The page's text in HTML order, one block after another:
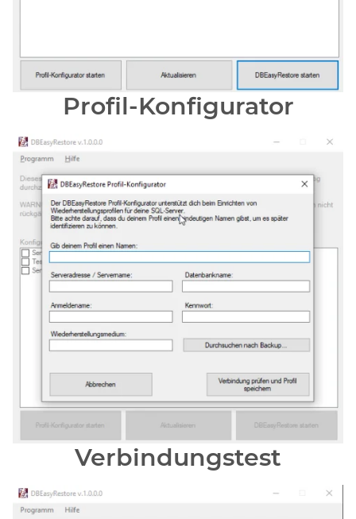
Profil-Konfigurator
Verbindungstest